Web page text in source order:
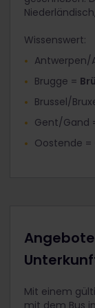
Wissenswert:
Antwerpen/
Brugge =
Brussel/
Gent/Gand
Oostende =
Mit einem
mit dem Bus